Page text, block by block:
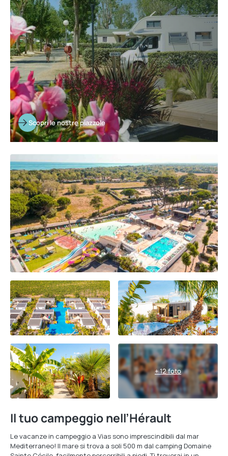
Scopri le nostre piazzole
+ 12 foto
Il tuo campeggio nell’Hérault
Le vacanze in campeggio a Vias sono imprescindibili dal mar
Mediterraneo! Il mare si trova a soli 500 m dal camping Domaine